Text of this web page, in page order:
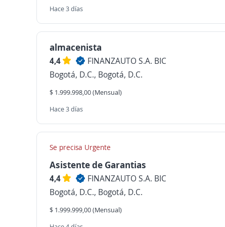
Hace 3 días
almacenista
4,4
FINANZAUTO S.A. BIC
Bogotá, D.C., Bogotá, D.C.
$ 1.999.998,00 (Mensual)
Hace 3 días
Se precisa Urgente
Asistente de Garantias
4,4
FINANZAUTO S.A. BIC
Bogotá, D.C., Bogotá, D.C.
$ 1.999.999,00 (Mensual)